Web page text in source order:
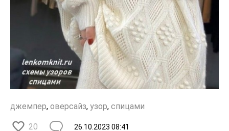
джемпер, оверсайз, узор, спицами
20 26.10.2023 08:41